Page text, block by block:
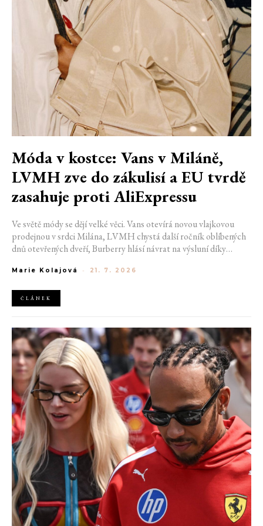
Móda v kostce: Vans v Miláně,
LVMH zve do zákulisí a EU tvrdě
zasahuje proti AliExpressu
Ve světě módy se dějí velké věci. Vans otevírá novou vlajkovou
prodejnou v srdci Milána, LVMH chystá další ročník oblíbených
dnů otevřených dveří, Burberry hlásí návrat na výsluní díky
AliExpress.
Marie Kolajová - 21. 7. 2026
ČLÁNEK